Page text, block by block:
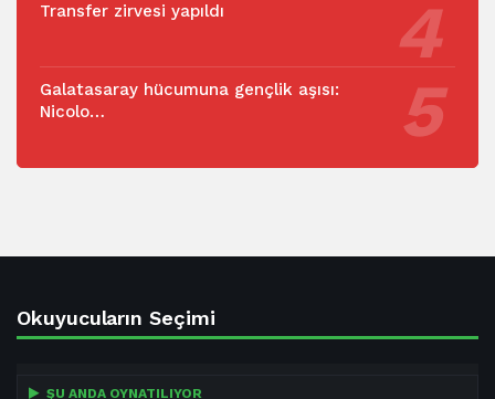
Transfer zirvesi yapıldı
Galatasaray hücumuna gençlik aşısı:
Nicolo…
Okuyucuların Seçimi
ŞU ANDA OYNATILIYOR